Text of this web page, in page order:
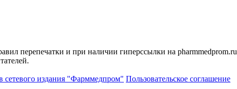
перепечатки и при наличии гиперссылки на pharmmedprom.ru
сетевого издания "Фарммедпром" Пользовательское соглашение